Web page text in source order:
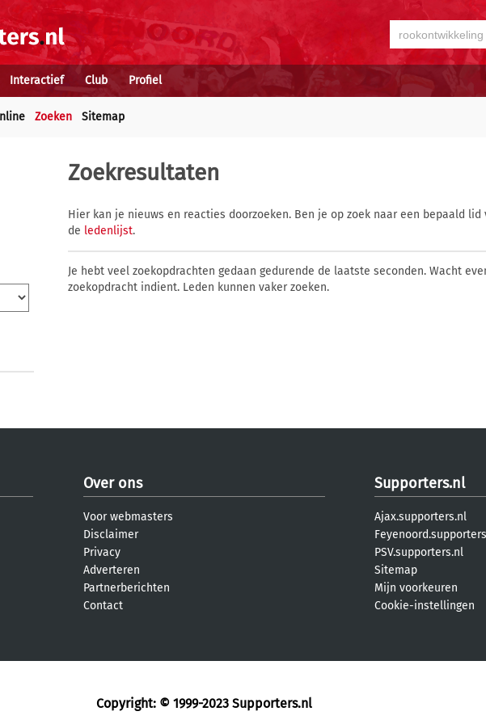
Interactief Club Profiel
Zoeken Sitemap
Zoekresultaten
Hier kan je nieuws en reacties doorzoeken. Ben je op zoek naar een bepaald lid
de ledenlijst.
Je hebt veel zoekopdrachten gedaan gedurende de laatste seconden. Wacht
zoekopdracht indient. Leden kunnen vaker zoeken.
Over ons
Voor webmasters
Disclaimer
Privacy
Adverteren
Partnerberichten
Contact
Supporters.nl
Ajax.supporters.nl
PSV.supporters.nl
Sitemap
Mijn voorkeuren
Cookie-instellingen
Copyright: © 1999-2023 Supporters.nl